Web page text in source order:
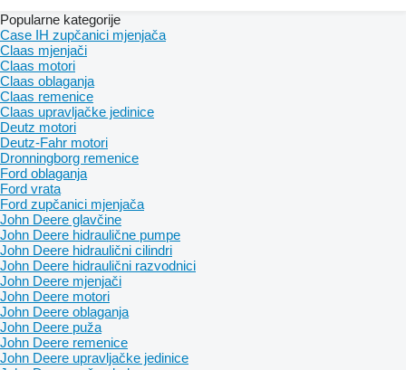
Popularne kategorije
Case IH zupčanici mjenjača
Claas mjenjači
Claas motori
Claas oblaganja
Claas remenice
Claas upravljačke jedinice
Deutz motori
Deutz-Fahr motori
Dronningborg remenice
Ford oblaganja
Ford vrata
Ford zupčanici mjenjača
John Deere glavčine
John Deere hidraulične pumpe
John Deere hidraulični cilindri
John Deere hidraulični razvodnici
John Deere mjenjači
John Deere motori
John Deere oblaganja
John Deere puža
John Deere remenice
John Deere upravljačke jedinice